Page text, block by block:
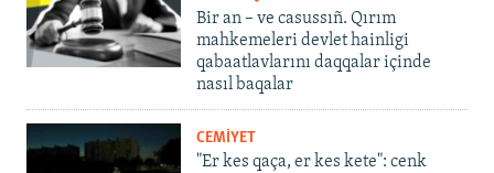
Bir an – ve casussıñ. Qırım
mahkemeleri devlet hainligi
qabaatlavlarını daqqalar içinde
nasıl baqalar
CEMİYET
"Er kes qaça, er kes kete": cenk